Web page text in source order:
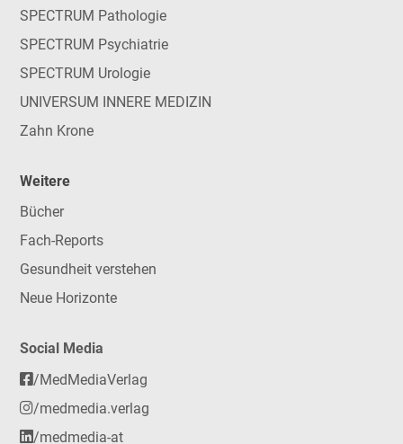
SPECTRUM Pathologie
SPECTRUM Psychiatrie
SPECTRUM Urologie
UNIVERSUM INNERE MEDIZIN
Zahn Krone
Weitere
Bücher
Fach-Reports
Gesundheit verstehen
Neue Horizonte
Social Media
/MedMediaVerlag
/medmedia.verlag
/medmedia-at